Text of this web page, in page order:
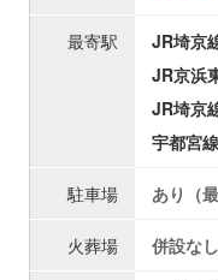
最寄駅 JR埼京
JR京浜
JR埼京
宇都宮線
駐車場 あり（
火葬場 併設なし